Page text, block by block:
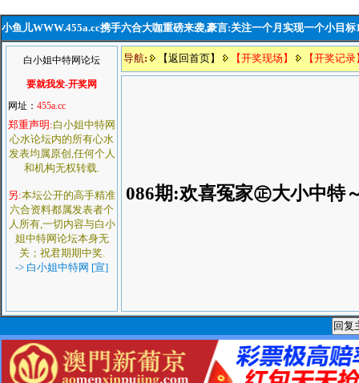
小鱼儿WWW.455a.cc携手六合大咖重磅来袭,豪言:关注一个月实现一个小目标
白小姐中特网论坛
要就我发-开奖网
网址： 455a.cc
郑重声明:白小姐中特网
心水论坛内的所有心水
发表均属原创,任何个人
和机构无权转载.
另:本坛公开的高手精准
六合资料都属发表者个
人所有,一切内容与白小
姐中特网论坛本身无
关；祝君期期中奖.
-> 白小姐中特网 [宣]
导航: 【返回首页】 【开奖现场】 【开奖记录
086期:欢喜冤家㊣大小中特